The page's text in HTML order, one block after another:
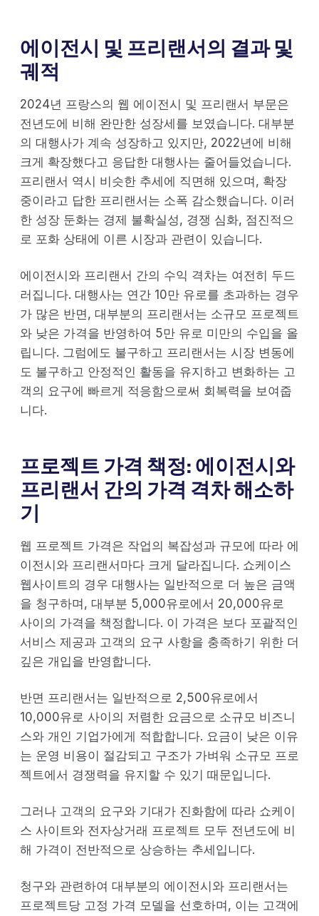
에이전시 및 프리랜서의 결과 및
궤적
2024년 프랑스의 웹 에이전시 및 프리랜서 부문은
전년도에 비해 완만한 성장세를 보였습니다. 대부분
의 대행사가 계속 성장하고 있지만, 2022년에 비해
크게 확장했다고 응답한 대행사는 줄어들었습니다.
프리랜서 역시 비슷한 추세에 직면해 있으며, 확장
중이라고 답한 프리랜서는 소폭 감소했습니다. 이러
한 성장 둔화는 경제 불확실성, 경쟁 심화, 점진적으
로 포화 상태에 이른 시장과 관련이 있습니다.
에이전시와 프리랜서 간의 수익 격차는 여전히 두드
러집니다. 대행사는 연간 10만 유로를 초과하는 경우
가 많은 반면, 대부분의 프리랜서는 소규모 프로젝트
와 낮은 가격을 반영하여 5만 유로 미만의 수입을 올
립니다. 그럼에도 불구하고 프리랜서는 시장 변동에
도 불구하고 안정적인 활동을 유지하고 변화하는 고
객의 요구에 빠르게 적응함으로써 회복력을 보여줍
니다.
프로젝트 가격 책정: 에이전시와
프리랜서 간의 가격 격차 해소하
기
웹 프로젝트 가격은 작업의 복잡성과 규모에 따라 에
이전시와 프리랜서마다 크게 달라집니다. 쇼케이스
웹사이트의 경우 대행사는 일반적으로 더 높은 금액
을 청구하며, 대부분 5,000유로에서 20,000유로
사이의 가격을 책정합니다. 이 가격은 보다 포괄적인
서비스 제공과 고객의 요구 사항을 충족하기 위한 더
깊은 개입을 반영합니다.
반면 프리랜서는 일반적으로 2,500유로에서
10,000유로 사이의 저렴한 요금으로 소규모 비즈니
스와 개인 기업가에게 적합합니다. 요금이 낮은 이유
는 운영 비용이 절감되고 구조가 가벼워 소규모 프로
젝트에서 경쟁력을 유지할 수 있기 때문입니다.
그러나 고객의 요구와 기대가 진화함에 따라 쇼케이
스 사이트와 전자상거래 프로젝트 모두 전년도에 비
해 가격이 전반적으로 상승하는 추세입니다.
청구와 관련하여 대부분의 에이전시와 프리랜서는
프로젝트당 고정 가격 모델을 선호하며, 이는 고객에